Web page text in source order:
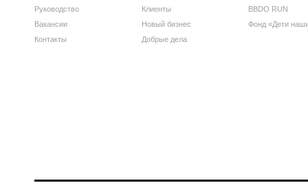
Руководство
Вакансии
Контакты
Клиенты
Новый бизнес
Добрые дела
BBDO RUN
Фонд «Дети